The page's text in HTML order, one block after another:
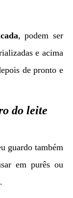
, podem ser
e acima
de pronto e
do leite
guardo também
em purês ou